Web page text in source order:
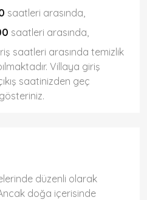
saatleri arasında,
saatleri arasında,
saatleri arasında temizlik
Villaya giriş
saatinizden geç
düzenli olarak
doğa içerisinde